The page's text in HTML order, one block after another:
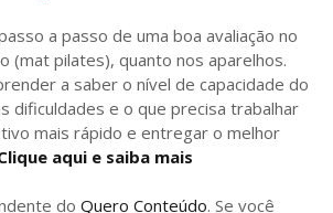
a passo de uma boa avaliação no
(mat pilates), quanto nos aparelhos.
a saber o nível de capacidade do
dificuldades e o que precisa trabalhar
mais rápido e entregar o melhor
aqui e saiba mais
do Quero Conteúdo. Se você